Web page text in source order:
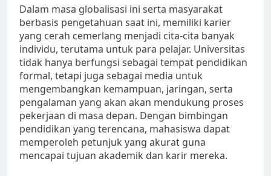
Dalam masa globalisasi ini serta masyarakat
berbasis pengetahuan saat ini, memiliki karier
yang cerah cemerlang menjadi cita-cita banyak
individu, terutama untuk para pelajar. Universitas
tidak hanya berfungsi sebagai tempat pendidikan
formal, tetapi juga sebagai media untuk
mengembangkan kemampuan, jaringan, serta
pengalaman yang akan akan mendukung proses
pekerjaan di masa depan. Dengan bimbingan
pendidikan yang terencana, mahasiswa dapat
memperoleh petunjuk yang akurat guna
mencapai tujuan akademik dan karir mereka.